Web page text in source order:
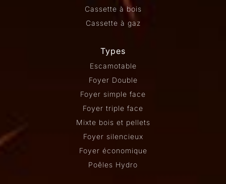
Cassette à bois
Cassette à gaz
Types
Escamotable
Foyer Double
Foyer simple face
Foyer triple face
Mixte bois et pellets
Foyer silencieux
Foyer économique
Poêles Hydro